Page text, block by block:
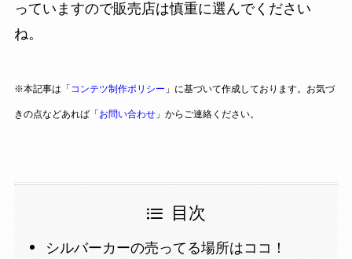
っていますので販売店は慎重に選んでください
ね。
※本記事は「 コンテツ制作ポリシー 」に基づいて作成しております。お気づ
きの点などあれば「 お問い合わせ」からご連絡ください。
目次
シルバーカーの売ってる場所はココ！